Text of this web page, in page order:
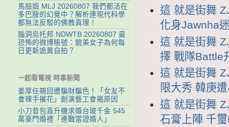
這 就是街舞
化身Jawnha
這 就是街舞
擇 戰隊Battle
這 就是街舞
限大秀 韓庚
這 就是街舞
石膏上陣 千
馬臉姐 MLJ 20260807 我們都活在
多巴胺的幻覺中？解析連現代科學
都無法反駁的佛教真理！
腦洞烏托邦 NDWTB 20260807 最
恐怖的微博賬號：貌美女子為何每
日更新詭異自拍？
一起看電視 時事新聞
姜厚任親回遭騙財騙色！「女友不
會辣手摧花」創演藝工會揭原因
小刀昔包直升機求婚台玻千金 545
萬豪門婚禮「連戰當證婚人」